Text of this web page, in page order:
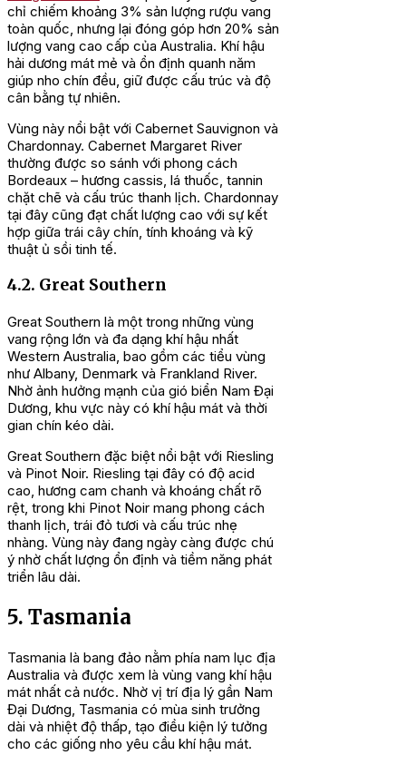
chỉ chiếm khoảng 3% sản lượng rượu vang
toàn quốc, nhưng lại đóng góp hơn 20% sản
lượng vang cao cấp của Australia. Khí hậu
hải dương mát mẻ và ổn định quanh năm
giúp nho chín đều, giữ được cấu trúc và độ
cân bằng tự nhiên.
Vùng này nổi bật với Cabernet Sauvignon và
Chardonnay. Cabernet Margaret River
thường được so sánh với phong cách
Bordeaux – hương cassis, lá thuốc, tannin
chặt chẽ và cấu trúc thanh lịch. Chardonnay
tại đây cũng đạt chất lượng cao với sự kết
hợp giữa trái cây chín, tính khoáng và kỹ
thuật ủ sồi tinh tế.
4.2. Great Southern
Great Southern là một trong những vùng
vang rộng lớn và đa dạng khí hậu nhất
Western Australia, bao gồm các tiểu vùng
như Albany, Denmark và Frankland River.
Nhờ ảnh hưởng mạnh của gió biển Nam Đại
Dương, khu vực này có khí hậu mát và thời
gian chín kéo dài.
Great Southern đặc biệt nổi bật với Riesling
và Pinot Noir. Riesling tại đây có độ acid
cao, hương cam chanh và khoáng chất rõ
rệt, trong khi Pinot Noir mang phong cách
thanh lịch, trái đỏ tươi và cấu trúc nhẹ
nhàng. Vùng này đang ngày càng được chú
ý nhờ chất lượng ổn định và tiềm năng phát
triển lâu dài.
5. Tasmania
Tasmania là bang đảo nằm phía nam lục địa
Australia và được xem là vùng vang khí hậu
mát nhất cả nước. Nhờ vị trí địa lý gần Nam
Đại Dương, Tasmania có mùa sinh trưởng
dài và nhiệt độ thấp, tạo điều kiện lý tưởng
cho các giống nho yêu cầu khí hậu mát.